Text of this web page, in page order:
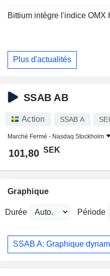
Bittium intègre l'indice
Plus d'actualités
SSAB AB
Action SSAB A
Marché Fermé - Nasdaq Stockholm
101,80 SEK
Graphique
Durée Période
SSAB A: Graphique